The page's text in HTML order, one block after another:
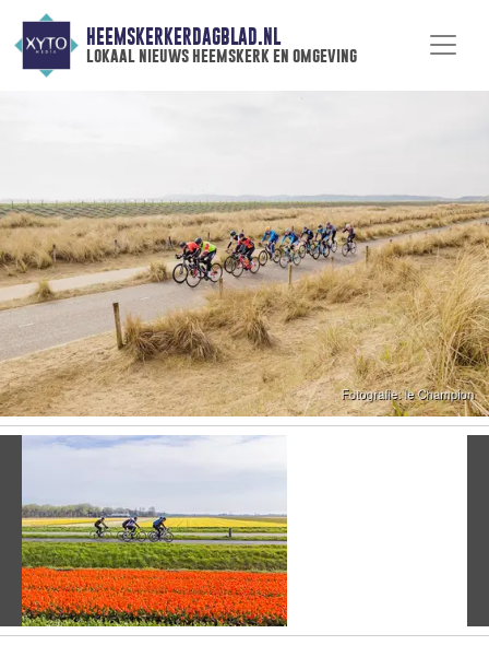
HEEMSKERKERDAGBLAD.NL
lokaal nieuws heemskerk en omgeving
Vorige